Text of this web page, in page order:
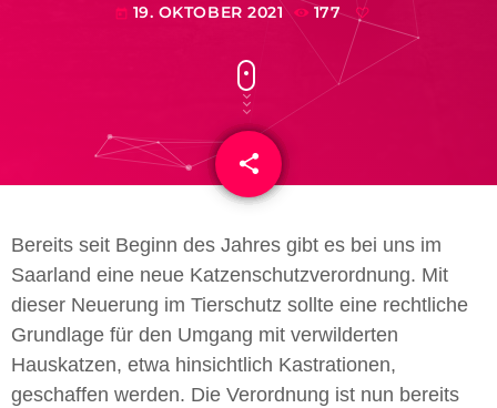
today 19. OKTOBER 2021 177
share
email
Bereits seit Beginn des Jahres gibt es bei uns im
Saarland eine neue Katzenschutzverordnung. Mit
dieser Neuerung im Tierschutz sollte eine rechtliche
Grundlage für den Umgang mit verwilderten
Hauskatzen, etwa hinsichtlich Kastrationen,
geschaffen werden. Die Verordnung ist nun bereits